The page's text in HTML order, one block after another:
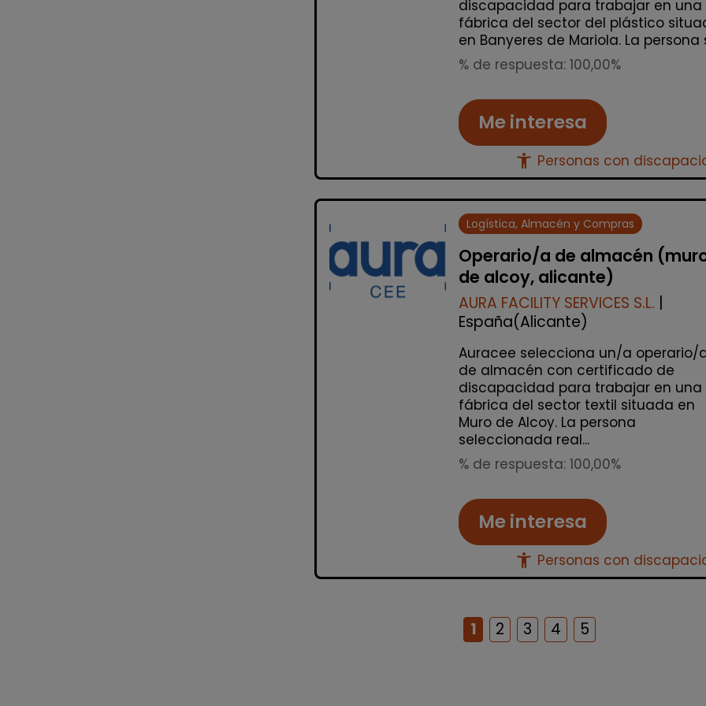
discapacidad para trabajar en una
fábrica del sector del plástico
en Banyeres de Mariola. La persona
% de respuesta: 100,00%
Me interesa
accessibility_new Personas con
Logística, Almacén y Compras
Operario/a de almacén
de alcoy, alicante)
AURA FACILITY SERVICES S.L.
España(Alicante)
Auracee selecciona un/a operario/
de almacén con certificado de
discapacidad para trabajar en una
fábrica del sector textil situada en
Muro de Alcoy. La persona
seleccionada real...
% de respuesta: 100,00%
Me interesa
accessibility_new Personas con
1 2 3 4 5